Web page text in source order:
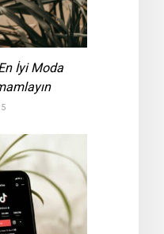
İyi Moda